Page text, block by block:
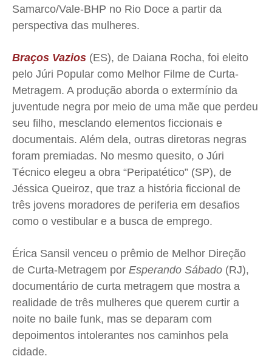
Publicidade Legal
Quem Somos
Expediente
Termos de Uso
Privacidade
Publicidade Legal
Quem Somos
Expediente
Termos de Uso
Privacidade
Publicidade Legal
Quem Somos
Expediente
Termos de Uso
Privacidade
Publicidade Legal
Quem Somos
Expediente
Termos de Uso
Privacidade
Samarco/Vale-BHP no Rio Doce a partir da
perspectiva das mulheres.
Braços Vazios (ES), de Daiana Rocha, foi eleito
pelo Júri Popular como Melhor Filme de Curta-
Metragem. A produção aborda o extermínio da
juventude negra por meio de uma mãe que perdeu
seu filho, mesclando elementos ficcionais e
documentais. Além dela, outras diretoras negras
foram premiadas. No mesmo quesito, o Júri
Técnico elegeu a obra “Peripatético” (SP), de
Jéssica Queiroz, que traz a história ficcional de
três jovens moradores de periferia em desafios
como o vestibular e a busca de emprego.
Érica Sansil venceu o prêmio de Melhor Direção
de Curta-Metragem por Esperando Sábado (RJ),
documentário de curta metragem que mostra a
realidade de três mulheres que querem curtir a
noite no baile funk, mas se deparam com
depoimentos intolerantes nos caminhos pela
cidade.